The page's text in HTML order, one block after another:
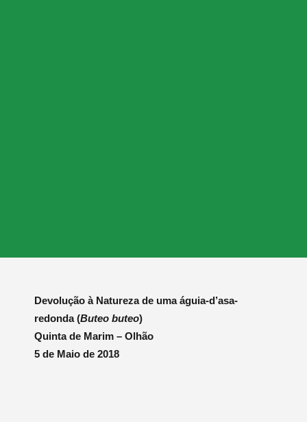
Devolução à Natureza de uma águia-d’asa-
redonda (Buteo buteo)
Quinta de Marim – Olhão
5 de Maio de 2018